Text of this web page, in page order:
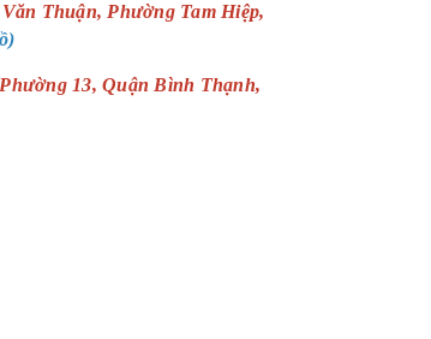
Văn Thuận, Phường Tam Hiệp,
13, Quận Bình Thạnh,